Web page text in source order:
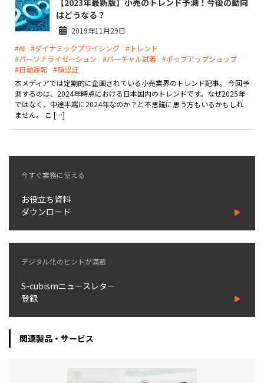
【2023年最新版】小売のトレンド予測！今後の動向
はどうなる？
2019年11月29日
#AI
#ダイナミックプライシング #トレンド
#パーソナライゼーション
#バーチャル試着
#ポップアップショップ
#自動運転 #顔認証
本メディアでは定期的に企画されている小売業界のトレンド記事。 今回予
測するのは、2024年時点における日本国内のトレンドです。なぜ2025年
ではなく、中途半端に2024年なのか？と不思議に思う方もいるかもしれ
ません。 こ […]
今すぐ業務に使える
お役立ち資料
ダウンロード
デジタル化のヒントが満載
S-cubismニュースレター
登録
関連製品・サービス